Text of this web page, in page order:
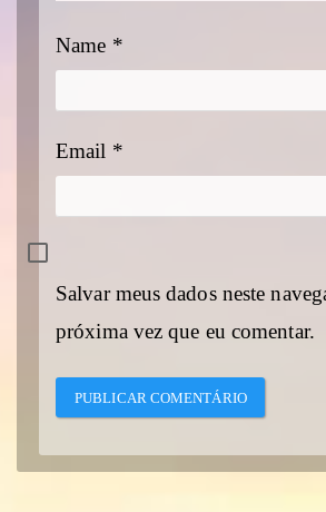
Name *
Email *
Salvar meus dados neste
próxima vez que eu comentar.